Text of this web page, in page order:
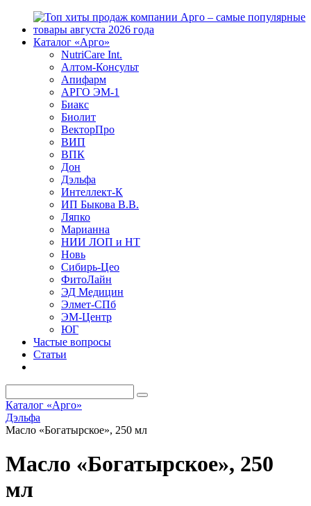
Каталог «Арго»
NutriCare Int.
Алтом-Консульт
Апифарм
АРГО ЭМ-1
Биакс
Биолит
ВекторПро
ВИП
ВПК
Дон
Дэльфа
Интеллект-К
ИП Быкова В.В.
Ляпко
Марианна
НИИ ЛОП и НТ
Новь
Сибирь-Цео
ФитоЛайн
ЭД Медицин
Элмет-СПб
ЭМ-Центр
ЮГ
Частые вопросы
Статьи
Каталог «Арго»
Дэльфа
Масло «Богатырское», 250 мл
Масло «Богатырское», 250
мл